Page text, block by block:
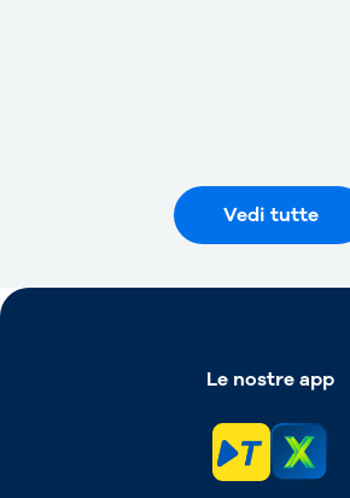
Vedi tutte
Le nostre app